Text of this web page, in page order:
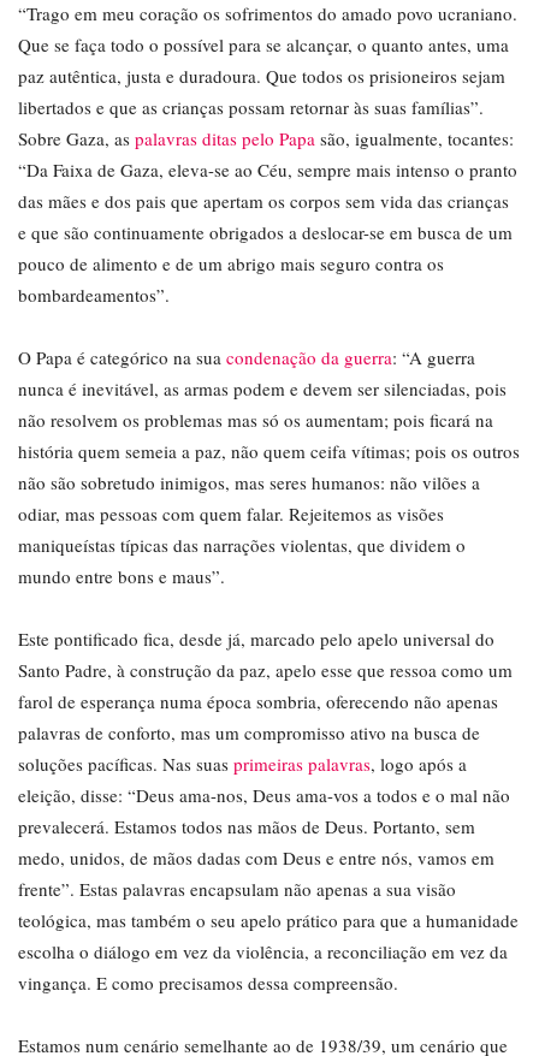
“Trago em meu coração os sofrimentos do amado povo ucraniano.
Que se faça todo o possível para se alcançar, o quanto antes, uma
paz autêntica, justa e duradoura. Que todos os prisioneiros sejam
libertados e que as crianças possam retornar às suas famílias”.
Sobre Gaza, as palavras ditas pelo Papa são, igualmente, tocantes:
“Da Faixa de Gaza, eleva-se ao Céu, sempre mais intenso o pranto
das mães e dos pais que apertam os corpos sem vida das crianças
e que são continuamente obrigados a deslocar-se em busca de um
pouco de alimento e de um abrigo mais seguro contra os
bombardeamentos”.
O Papa é categórico na sua condenação da guerra: “A guerra
nunca é inevitável, as armas podem e devem ser silenciadas, pois
não resolvem os problemas mas só os aumentam; pois ficará na
história quem semeia a paz, não quem ceifa vítimas; pois os outros
não são sobretudo inimigos, mas seres humanos: não vilões a
odiar, mas pessoas com quem falar. Rejeitemos as visões
maniqueístas típicas das narrações violentas, que dividem o
mundo entre bons e maus”.
Este pontificado fica, desde já, marcado pelo apelo universal do
Santo Padre, à construção da paz, apelo esse que ressoa como um
farol de esperança numa época sombria, oferecendo não apenas
palavras de conforto, mas um compromisso ativo na busca de
soluções pacíficas. Nas suas primeiras palavras, logo após a
eleição, disse: “Deus ama-nos, Deus ama-vos a todos e o mal não
prevalecerá. Estamos todos nas mãos de Deus. Portanto, sem
medo, unidos, de mãos dadas com Deus e entre nós, vamos em
frente”. Estas palavras encapsulam não apenas a sua visão
teológica, mas também o seu apelo prático para que a humanidade
escolha o diálogo em vez da violência, a reconciliação em vez da
vingança. E como precisamos dessa compreensão.
Estamos num cenário semelhante ao de 1938/39, um cenário que